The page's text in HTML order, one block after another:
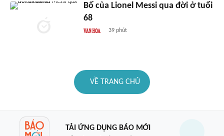
Bố của Lionel Messi qua đời ở tuổi
68
39 phút
VỀ TRANG CHỦ
TẢI ỨNG DỤNG BÁO MỚI